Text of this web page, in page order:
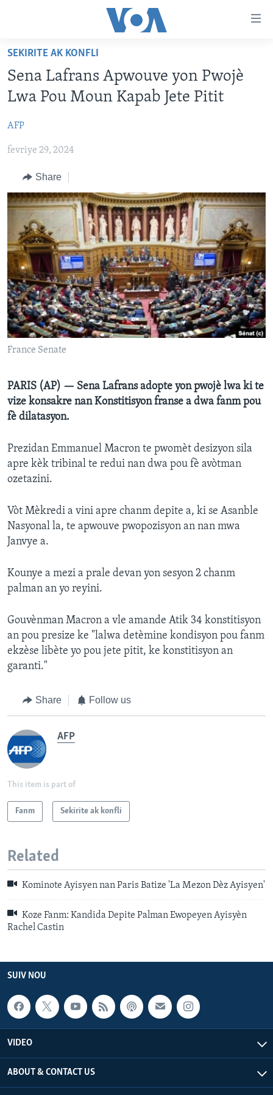
Skip
main
content
to
Navigation
Search
ENTÈNASYONAL
VIDEO
FLASHPOINT IKRÈN
Learning English
SUIV NOU
Languages
SEKIRITE AK KONFLI
Sena Lafrans Apwouve yon Pwojè
Lwa Pou Moun Kapab Jete Pitit
AFP
fevriye 29, 2024
Share
France Senate
PARIS (AP) — Sena Lafrans adopte yon pwojè lwa ki te
vize konsakre nan Konstitisyon franse a dwa fanm pou
fè dilatasyon.
Prezidan Emmanuel Macron te pwomèt desizyon sila
apre kèk tribinal te redui nan dwa pou fè avòtman
ozetazini.
Vòt Mèkredi a vini apre chanm depite a, ki se Asanble
Nasyonal la, te apwouve pwopozisyon an nan mwa
Janvye a.
Kounye a mezi a prale devan yon sesyon 2 chanm
palman an yo reyini.
Gouvènman Macron a vle amande Atik 34 konstitisyon
an pou presize ke "lalwa detèmine kondisyon pou fanm
ekzèse libète yo pou jete pitit, ke konstitisyon an
garanti."
Share Follow us
AFP
This item is part of
Fanm Sekirite ak konfli
Related
Kominote Ayisyen nan Paris Batize 'La Mezon Dèz Ayisyen'
Koze Fanm: Kandida Depite Palman Ewopeyen Ayisyèn
Rachel Castin
SUIV NOU
VIDEO
ABOUT & CONTACT US